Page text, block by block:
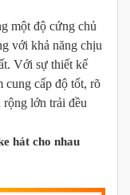
một độ cứng chủ
với khả năng chịu
Với sự thiết kế
cung cấp độ tốt, rõ
rộng lớn trải đều
hát cho nhau